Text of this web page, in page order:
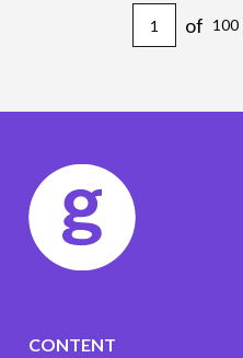
of 100
CONTENT